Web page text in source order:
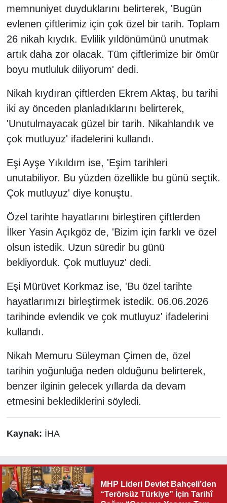
memnuniyet duyduklarını belirterek, 'Bugün
evlenen çiftlerimiz için çok özel bir tarih. Toplam
26 nikah kıydık. Evlilik yıldönümünü unutmak
artık daha zor olacak. Tüm çiftlerimize bir ömür
boyu mutluluk diliyorum' dedi.
Nikah kıydıran çiftlerden Ekrem Aktaş, bu tarihi
iki ay önceden planladıklarını belirterek,
'Unutulmayacak güzel bir tarih. Nikahlandık ve
çok mutluyuz' ifadelerini kullandı.
Eşi Ayşe Yıkıldım ise, 'Eşim tarihleri
unutabiliyor. Bu yüzden özellikle bu günü seçtik.
Çok mutluyuz' diye konuştu.
Özel tarihte hayatlarını birleştiren çiftlerden
İlker Yasin Açıkgöz de, 'Bizim için farklı ve özel
olsun istedik. Uzun süredir bu günü
bekliyorduk. Çok mutluyuz' dedi.
Eşi Mürüvet Korkmaz ise, 'Bu özel tarihte
hayatlarımızı birleştirmek istedik. 06.06.2026
tarihinde evlendik ve çok mutluyuz' ifadelerini
kullandı.
Nikah Memuru Süleyman Çimen de, özel
tarihin yoğunluğa neden olduğunu belirterek,
benzer ilginin gelecek yıllarda da devam
etmesini beklediklerini söyledi.
Kaynak: İHA
MHP Lideri Devlet Bahçeli’den
“Terörsüz Türkiye” İçin Tarihî